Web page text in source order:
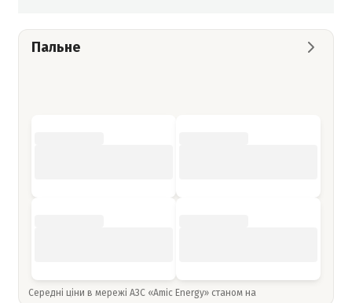
Пальне
Середні ціни в мережі АЗС «Amic Energy» станом на